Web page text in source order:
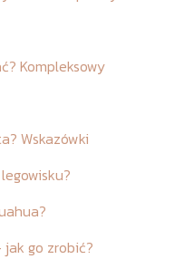
Kompleksowy
Wskazówki
go zrobić?